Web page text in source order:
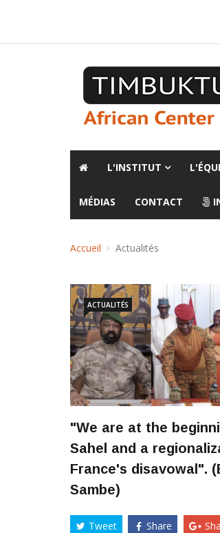
L'INSTITUT
MÉDIAS CONTACT
Accueil Actualités
ACTUALITÉS
"We are at the
Sahel and a
France's disavowal".
Sambe)
Tweet Share